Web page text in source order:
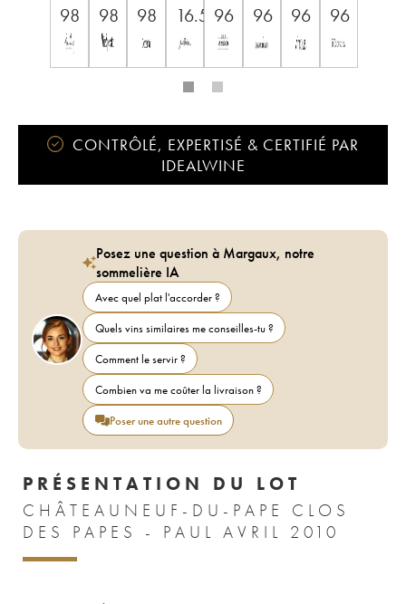
98 98 98 16.5 96 96 96 96
CONTRÔLÉ, EXPERTISÉ & CERTIFIÉ PAR
IDEALWINE
Posez une question à Margaux, notre
sommelière IA
Avec quel plat l'accorder ?
Quels vins similaires me conseilles-tu ?
Comment le servir ?
Combien va me coûter la livraison ?
Poser une autre question
PRÉSENTATION DU LOT
CHÂTEAUNEUF-DU-PAPE CLOS
DES PAPES - PAUL AVRIL 2010